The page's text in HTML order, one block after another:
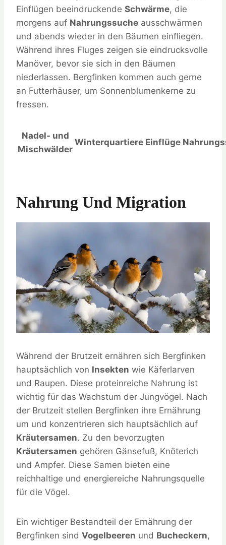
Einflügen beeindruckende Schwärme, die
morgens auf Nahrungssuche ausschwärmen
und abends wieder in den Bäumen einfliegen.
Während ihres Fluges zeigen sie eindrucksvolle
Manöver, bevor sie sich in den Bäumen
niederlassen. Bergfinken kommen auch gerne
an Futterhäuser, um Sonnenblumenkerne zu
fressen.
Nadel- und
Mischwälder
Winterquartiere Einflüge
Nahrung Und Migration
Während der Brutzeit ernähren sich Bergfinken
hauptsächlich von Insekten wie Käferlarven
und Raupen. Diese proteinreiche Nahrung ist
wichtig für das Wachstum der Jungvögel. Nach
der Brutzeit stellen Bergfinken ihre Ernährung
um und konzentrieren sich hauptsächlich auf
Kräutersamen. Zu den bevorzugten
Kräutersamen gehören Gänsefuß, Knöterich
und Ampfer. Diese Samen bieten eine
reichhaltige und energiereiche Nahrungsquelle
für die Vögel.
Ein wichtiger Bestandteil der Ernährung der
Bergfinken sind Vogelbeeren und Bucheckern,